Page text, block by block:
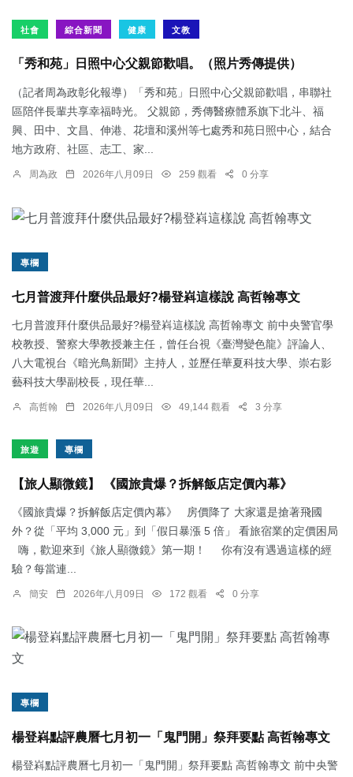
社會 綜合新聞 健康 文教
「秀和苑」日照中心父親節歡唱。（照片秀傳提供）
（記者周為政彰化報導）「秀和苑」日照中心父親節歡唱，串聯社
區陪伴長輩共享幸福時光。 父親節，秀傳醫療體系旗下北斗、福
興、田中、文昌、伸港、花壇和溪州等七處秀和苑日照中心，結合
地方政府、社區、志工、家...
周為政 2026年八月09日 259 觀看 0 分享
專欄
七月普渡拜什麼供品最好?楊登嵙這樣說 高哲翰專文
七月普渡拜什麼供品最好?楊登嵙這樣說 高哲翰專文 前中央警官學
校教授、警察大學教授兼主任，曾任台視《臺灣變色龍》評論人、
八大電視台《暗光鳥新聞》主持人，並歷任華夏科技大學、崇右影
藝科技大學副校長，現任華...
高哲翰 2026年八月09日 49,144 觀看 3 分享
旅遊 專欄
【旅人顯微鏡】 《國旅貴爆？拆解飯店定價內幕》
《國旅貴爆？拆解飯店定價內幕》 房價降了 大家還是搶著飛國
外？從「平均 3,000 元」到「假日暴漲 5 倍」 看旅宿業的定價困局
嗨，歡迎來到《旅人顯微鏡》第一期！ 你有沒有遇過這樣的經
驗？每當連...
簡安 2026年八月09日 172 觀看 0 分享
專欄
楊登嵙點評農曆七月初一「鬼門開」祭拜要點 高哲翰專文
楊登嵙點評農曆七月初一「鬼門開」祭拜要點 高哲翰專文 前中央警